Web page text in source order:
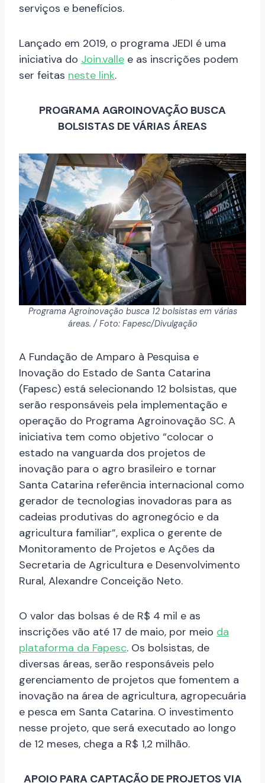
serviços e benefícios.
Lançado em 2019, o programa JEDI é uma
iniciativa do Join.valle e as inscrições podem
ser feitas neste link.
PROGRAMA AGROINOVAÇÃO BUSCA
BOLSISTAS DE VÁRIAS ÁREAS
Programa Agroinovação busca 12 bolsistas em várias
áreas. / Foto: Fapesc/Divulgação
A Fundação de Amparo à Pesquisa e
Inovação do Estado de Santa Catarina
(Fapesc) está selecionando 12 bolsistas, que
serão responsáveis pela implementação e
operação do Programa Agroinovação SC. A
iniciativa tem como objetivo “colocar o
estado na vanguarda dos projetos de
inovação para o agro brasileiro e tornar
Santa Catarina referência internacional como
gerador de tecnologias inovadoras para as
cadeias produtivas do agronegócio e da
agricultura familiar”, explica o gerente de
Monitoramento de Projetos e Ações da
Secretaria de Agricultura e Desenvolvimento
Rural, Alexandre Conceição Neto.
O valor das bolsas é de R$ 4 mil e as
inscrições vão até 17 de maio, por meio da
plataforma da Fapesc. Os bolsistas, de
diversas áreas, serão responsáveis pelo
gerenciamento de projetos que fomentem a
inovação na área de agricultura, agropecuária
e pesca em Santa Catarina. O investimento
nesse projeto, que será executado ao longo
de 12 meses, chega a R$ 1,2 milhão.
APOIO PARA CAPTAÇÃO DE PROJETOS VIA